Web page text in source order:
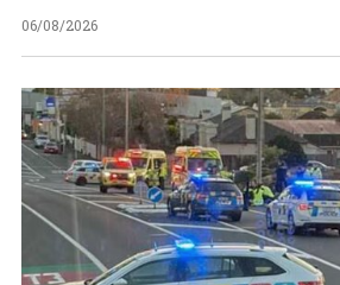
06/08/2026